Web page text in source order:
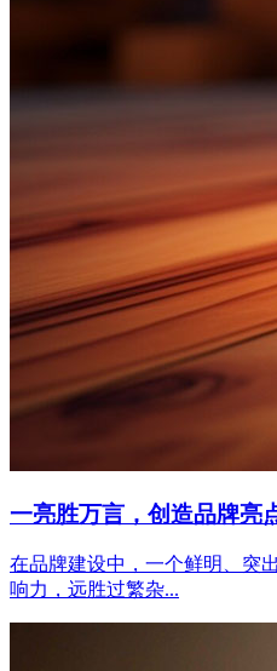
一亮胜万言，创造品牌亮
在品牌建设中，一个鲜明、突
响力，远胜过繁杂...